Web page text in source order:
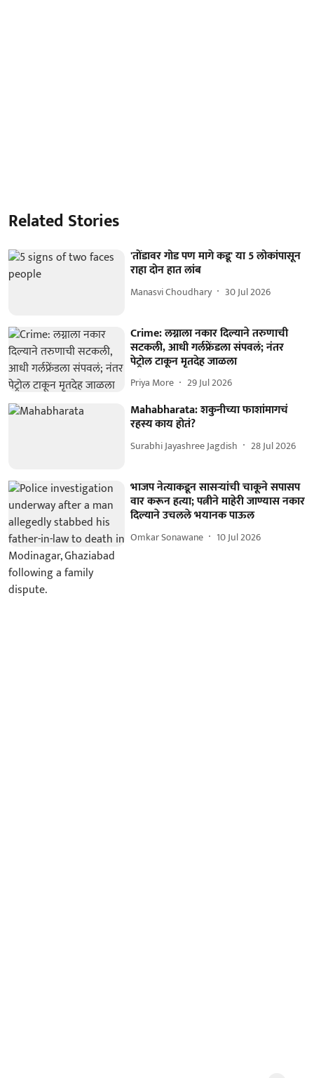
Related Stories
'तोंडावर गोड पण मागे कडू' या 5 लोकांपासून
राहा दोन हात लांब
Manasvi Choudhary 30 Jul 2026
Crime: लग्नाला नकार दिल्याने तरुणाची
सटकली, आधी गर्लफ्रेंडला संपवलं; नंतर
पेट्रोल टाकून मृतदेह जाळला
Priya More 29 Jul 2026
Mahabharata: शकुनीच्या फाशांमागचं
रहस्य काय होतं?
Surabhi Jayashree Jagdish 28 Jul 2026
भाजप नेत्याकडून सासऱ्यांची चाकूने सपासप
वार करून हत्या; पत्नीने माहेरी जाण्यास नकार
दिल्याने उचलले भयानक पाऊल
Omkar Sonawane 10 Jul 2026